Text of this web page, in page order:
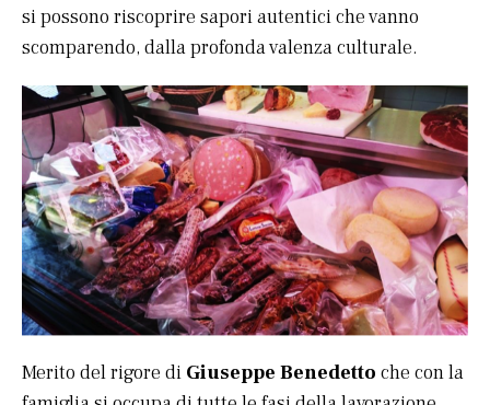
si possono riscoprire sapori autentici che vanno
scomparendo, dalla profonda valenza culturale.
Merito del rigore di Giuseppe Benedetto che con la